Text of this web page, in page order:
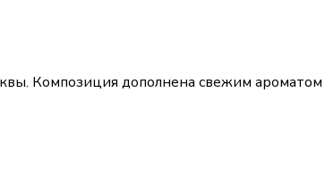
Композиция дополнена свежим ароматом